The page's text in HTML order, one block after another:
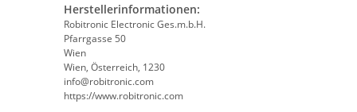
Herstellerinformationen:
Robitronic Electronic Ges.m.b.H.
Pfarrgasse 50
Wien
Wien, Österreich, 1230
info@robitronic.com
https://www.robitronic.com